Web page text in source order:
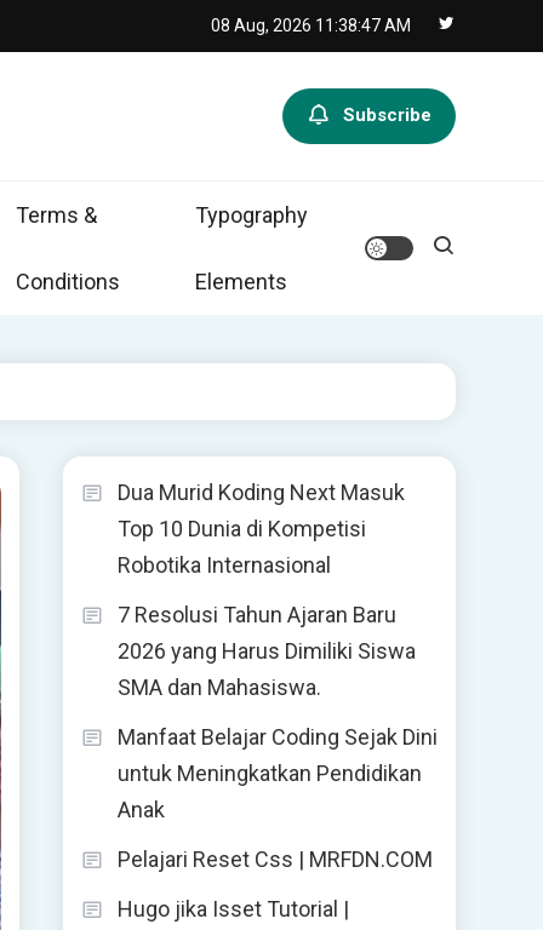
08 Aug, 2026 11:38:49 AM
Subscribe
Terms &
Conditions
Typography
Elements
Dua Murid Koding Next Masuk
Top 10 Dunia di Kompetisi
Robotika Internasional
7 Resolusi Tahun Ajaran Baru
2026 yang Harus Dimiliki Siswa
SMA dan Mahasiswa.
Manfaat Belajar Coding Sejak Dini
untuk Meningkatkan Pendidikan
Anak
Pelajari Reset Css | MRFDN.COM
Hugo jika Isset Tutorial |